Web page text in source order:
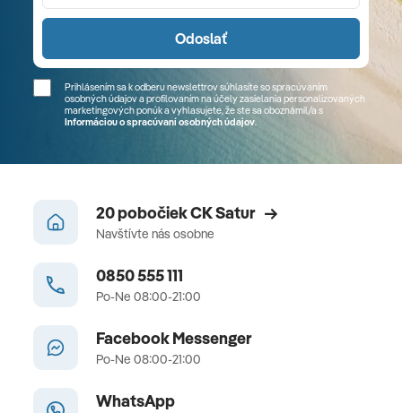
Odoslať
Prihlásením sa k odberu newslettrov súhlasíte so spracúvaním
osobných údajov a profilovaním na účely zasielania personalizovaných
marketingových ponúk a vyhlasujete, že ste sa oboznámil/a s
Informáciou o spracúvaní osobných údajov.
20 pobočiek CK Satur
Navštívte nás osobne
0850 555 111
Po-Ne 08:00-21:00
Facebook Messenger
Po-Ne 08:00-21:00
WhatsApp